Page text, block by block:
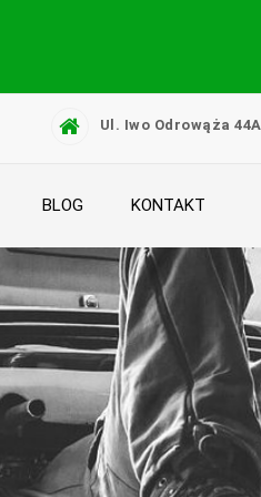
Ul. Iwo Odrowąża 44A
BLOG KONTAKT